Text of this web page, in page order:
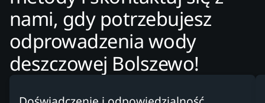
nami, gdy potrzebujesz
odprowadzenia wody
deszczowej Bolszewo!